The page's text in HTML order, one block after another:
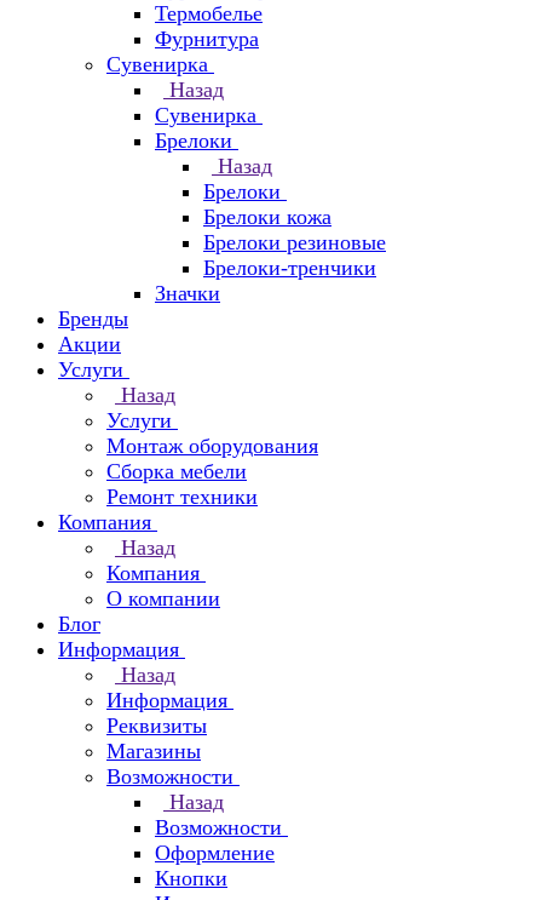
Термобелье
Фурнитура
Сувенирка
Назад
Сувенирка
Брелоки
Назад
Брелоки
Брелоки кожа
Брелоки резиновые
Брелоки-тренчики
Значки
Бренды
Акции
Услуги
Назад
Услуги
Монтаж оборудования
Сборка мебели
Ремонт техники
Компания
Назад
Компания
О компании
Блог
Информация
Назад
Информация
Реквизиты
Магазины
Возможности
Назад
Возможности
Оформление
Кнопки